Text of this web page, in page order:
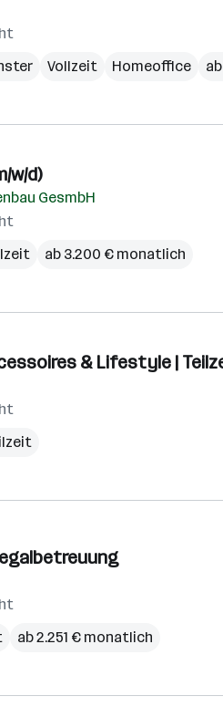
Vollzeit Homeoffice
w/d)
GesmbH
ab 3.200 € monatlich
& Lifestyle |
ab 2.251 € monatlich